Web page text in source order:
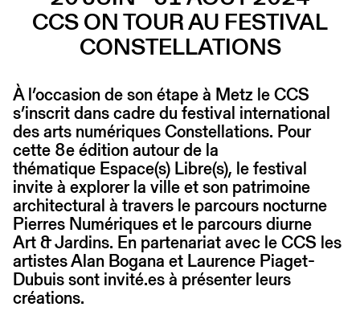
CCS ON TOUR AU FESTIVAL
CONSTELLATIONS
À l’occasion de son étape à Metz le CCS
s’inscrit dans cadre du festival international
des arts numériques Constellations. Pour
cette 8e édition autour de la
thématique Espace(s) Libre(s), le festival
invite à explorer la ville et son patrimoine
architectural à travers le parcours nocturne
Pierres Numériques et le parcours diurne
Art & Jardins. En partenariat avec le CCS les
artistes Alan Bogana et Laurence Piaget-
Dubuis sont invité.es à présenter leurs
créations.